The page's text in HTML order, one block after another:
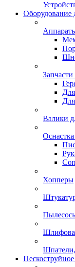
Оборудование
Валики
Хопперы